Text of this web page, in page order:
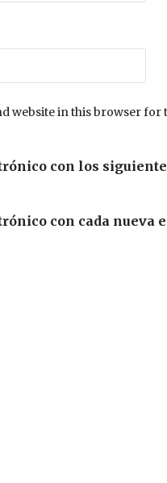
website in this browser
con los
con cada nueva